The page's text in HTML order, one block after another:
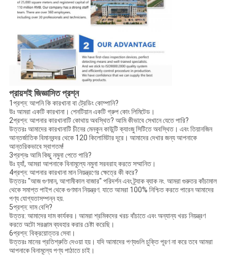
প্রায়শই জিজ্ঞাসিত প্রশ্ন
1প্রশ্ন: আপনি কি কারখানা বা ট্রেডিং কোম্পানি?
উঃ আমরা একটি কারখানা। শেনটিয়ান একটি গ্রুপ কোং লিমিটেড।
2প্রশ্ন: আপনার কারখানাটি কোথায় অবস্থিত? আমি কীভাবে সেখানে যেতে পারি?
উত্তরঃ আমাদের কারখানাটি চীনের মেনকুন কাউন্টি ক্যাংজু সিটিতে অবস্থিত। এবং তিয়ানজিন
আন্তর্জাতিক বিমানবন্দর থেকে 120 কিলোমিটার দূরে। আমাদের দেখার জন্য আপনাকে
আন্তরিকভাবে স্বাগতম!
3প্রশ্নঃ আমি কিছু নমুনা পেতে পারি?
উঃ হ্যাঁ, আমরা আপনাকে বিনামূল্যে নমুনা সরবরাহ করতে সম্মানিত।
4প্রশ্ন: আপনার কারখানা মান নিয়ন্ত্রণের ক্ষেত্রে কী করে?
উত্তরঃ "আজ গুণমান, আগামীকাল বাজার" পরিদর্শন এবং ট্র্যাক ব্যাক নং. আমরা গুরুতর কাঁচামাল
থেকে সমাপ্ত পাইপ থেকে গুণমান নিয়ন্ত্রণ. যাতে আমরা 100% নিশ্চিত করতে পারেন আমাদের
পণ্য যোগ্যতাসম্পন্ন হয়.
5প্রশ্ন: দাম বেশি?
উত্তর: আমাদের দাম কার্যকর। আমরা শ্রমিকদের খরচ বাঁচাতে এবং অন্যান্য খরচ নিয়ন্ত্রণ
করতে অটো সরঞ্জাম ব্যবহার করার চেষ্টা করেছি।
6প্রশ্ন: বিক্রয়োত্তর সেবা।
উত্তরঃ মানের প্রতিশ্রুতি দেওয়া হয়। যদি আমাদের পণ্যগুলি চুক্তি পূরণ না করে তবে আমরা
আপনাকে বিনামূল্যে পণ্য পাঠাতে চাই।